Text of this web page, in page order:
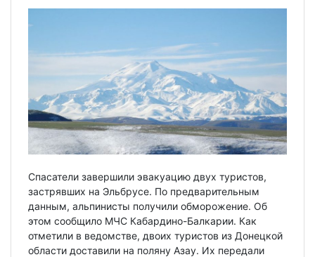
Спасатели завершили эвакуацию двух туристов,
застрявших на Эльбрусе. По предварительным
данным, альпинисты получили обморожение. Об
этом сообщило МЧС Кабардино-Балкарии. Как
отметили в ведомстве, двоих туристов из Донецкой
области доставили на поляну Азау. Их передали